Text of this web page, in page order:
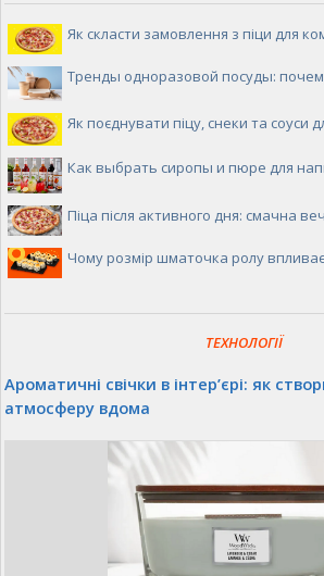
Як скласти замовлення з піци для
Тренды одноразовой посуды:
Як поєднувати піцу, снеки та соуси
Как выбрать сиропы и пюре для
Піца після активного дня: смачна
Чому розмір шматочка ролу
ТЕХНОЛОГІЇ
Ароматичні свічки в інтер’єрі: як
атмосферу вдома